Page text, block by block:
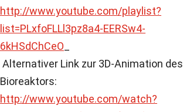
http://www.youtube.com/playlist?
list=PLxfoFLLl3pz8a4-EERSw4-
6kHSdChCeO
Alternativer Link zur 3D-Animation des
Bioreaktors:
http://www.youtube.com/watch?